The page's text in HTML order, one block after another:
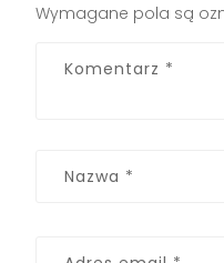
Wymagane pola są